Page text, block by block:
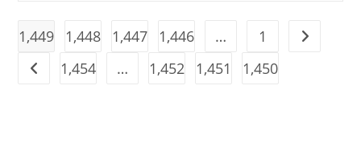
מעבר לעמוד הקודם
1
…
1,446
1,447
1,448
1,449
1,450
1,451
1,452
…
1,454 מעבר